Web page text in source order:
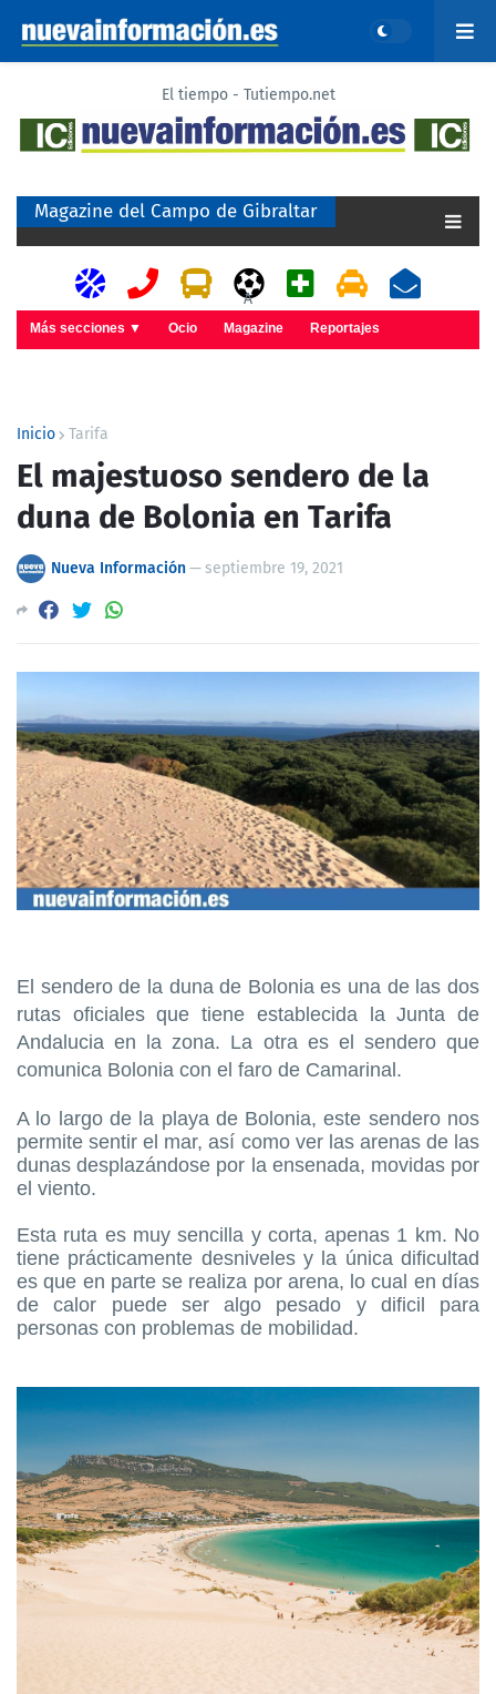
El tiempo - Tutiempo.net
Magazine del Campo de Gibraltar
A
Más secciones ▼ Ocio Magazine Reportajes
Inicio Tarifa
El majestuoso sendero de la
duna de Bolonia en Tarifa
Nueva Información— septiembre 19, 2021
El sendero de la duna de Bolonia es una de las dos
rutas oficiales que tiene establecida la Junta de
Andalucia en la zona. La otra es el sendero que
comunica Bolonia con el faro de Camarinal.
A lo largo de la playa de Bolonia, este sendero nos
permite sentir el mar, así como ver las arenas de las
dunas desplazándose por la ensenada, movidas por
el viento.
Esta ruta es muy sencilla y corta, apenas 1 km. No
tiene prácticamente desniveles y la única dificultad
es que en parte se realiza por arena, lo cual en días
de calor puede ser algo pesado y dificil para
personas con problemas de mobilidad.